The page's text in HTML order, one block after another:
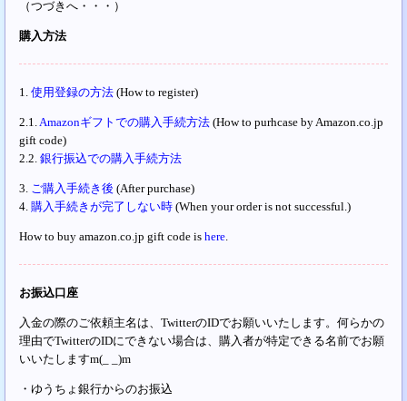
（つづきへ・・・）
購入方法
1.使用登録の方法 (How to register)
2.1.Amazonギフトでの購入手続方法 (How to purhcase by Amazon.co.jp
gift code)
2.2.銀行振込での購入手続方法
3. ご購入手続き後 (After purchase)
4.購入手続きが完了しない時 (When your order is not successful.)
How to buy amazon.co.jp gift code ishere.
お振込口座
入金の際のご依頼主名は、TwitterのIDでお願いいたします。何らかの
理由でTwitterのIDにできない場合は、購入者が特定できる名前でお願
いいたしますm(_ _)m
・ゆうちょ銀行からのお振込